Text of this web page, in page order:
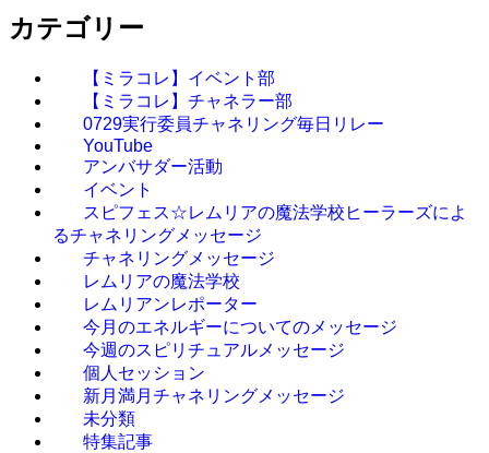
カテゴリー
【ミラコレ】イベント部
【ミラコレ】チャネラー部
0729実行委員チャネリング毎日リレー
YouTube
アンバサダー活動
イベント
スピフェス☆レムリアの魔法学校ヒーラーズによ
るチャネリングメッセージ
チャネリングメッセージ
レムリアの魔法学校
レムリアンレポーター
今月のエネルギーについてのメッセージ
今週のスピリチュアルメッセージ
個人セッション
新月満月チャネリングメッセージ
未分類
特集記事